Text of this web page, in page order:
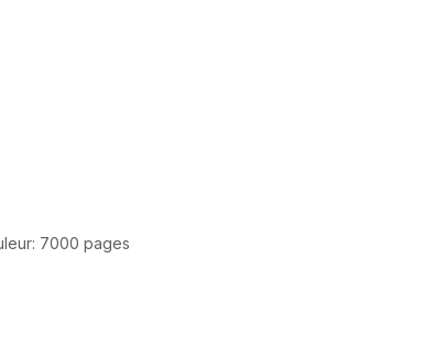
7000 pages